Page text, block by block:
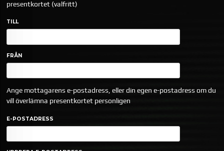
presentkortet (valfritt)
TILL
FRÅN
Ange mottagarens e-postadress, eller din egen e-postadress om du
vill överlämna presentkortet personligen
E-POSTADRESS